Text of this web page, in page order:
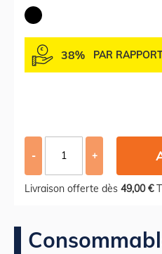
38% PAR
- +
Livraison offerte dès 49,00 €